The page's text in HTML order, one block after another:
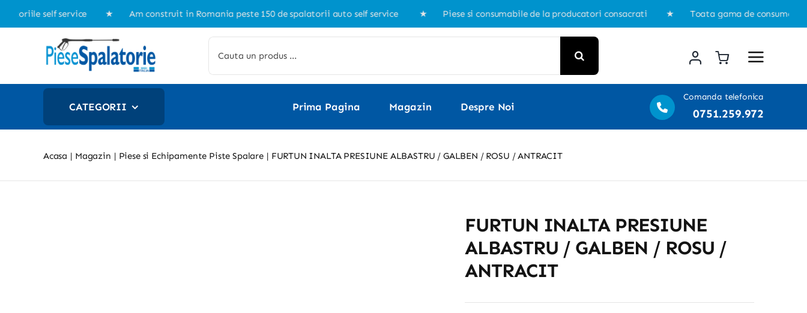
to
self service ★ Am construit in Romania peste 150 de spalatorii auto self service ★ Piese si consumabile de la producatori consacrati ★ Toata gama de consumabile
CATEGORII Prima Pagina Magazin Despre Noi
Comanda telefonica
0751.259.972
Acasa Magazin Piese si Echipamente Piste Spalare FURTUN INALTA PRESIUNE ALBASTRU / GALBEN / ROSU / ANTRACIT
FURTUN INALTA PRESIUNE
ALBASTRU / GALBEN / ROSU /
ANTRACIT